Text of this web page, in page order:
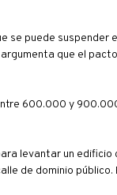
se puede suspender
que el
600.000 y
levantar un
de dominio